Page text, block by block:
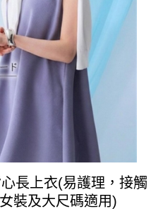
長上衣(易護理，接觸
裝及大尺碼適用)